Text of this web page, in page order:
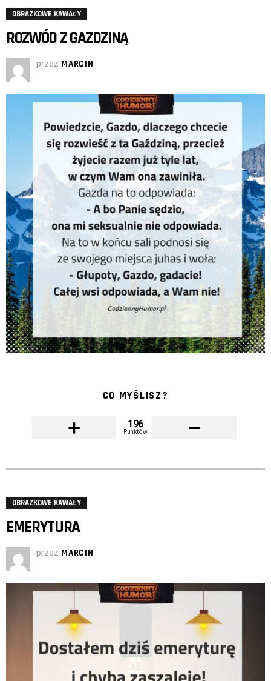
OBRAZKOWE KAWAŁY
ROZWÓD Z GAZDZINĄ
przez MARCIN
CO MYŚLISZ?
196
Punktów
OBRAZKOWE KAWAŁY
EMERYTURA
przez MARCIN